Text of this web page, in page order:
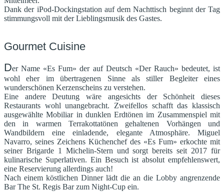
Dank der iPod-Dockingstation auf dem Nachttisch beginnt der Tag
stimmungsvoll mit der Lieblingsmusik des Gastes.
Gourmet Cuisine
Der Name «Es Fum» der auf Deutsch «Der Rauch» bedeutet, ist
wohl eher im übertragenen Sinne als stiller Begleiter eines
wunderschönen Kerzenscheins zu verstehen.
Eine andere Deutung wäre angesichts der Schönheit dieses
Restaurants wohl unangebracht. Zweifellos schafft das klassisch
ausgewählte Mobiliar in dunklen Erdtönen im Zusammenspiel mit
den in warmen Terrakottatönen gehaltenen Vorhängen und
Wandbildern eine einladende, elegante Atmosphäre. Miguel
Navarro, seines Zeichens Küchenchef des «Es Fum» erkochte mit
seiner Brigarde 1 Michelin-Stern und sorgt bereits seit 2017 für
kulinarische Superlativen. Ein Besuch ist absolut empfehlenswert,
eine Reservierung allerdings auch!
Nach einem köstlichen Dinner lädt die an die Lobby angrenzende
Bar The St. Regis Bar zum Night-Cup ein.